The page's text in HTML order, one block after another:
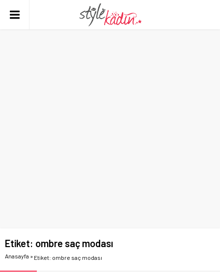
Etiket: ombre saç modası
Anasayfa » Etiket: ombre saç modası